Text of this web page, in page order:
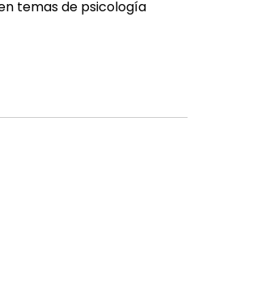
temas de psicología